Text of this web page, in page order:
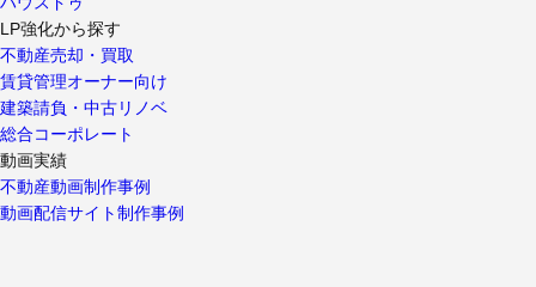
LP強化から探す
不動産売却・買取
賃貸管理オーナー向け
建築請負・中古リノベ
総合コーポレート
動画実績
不動産動画制作事例
動画配信サイト制作事例